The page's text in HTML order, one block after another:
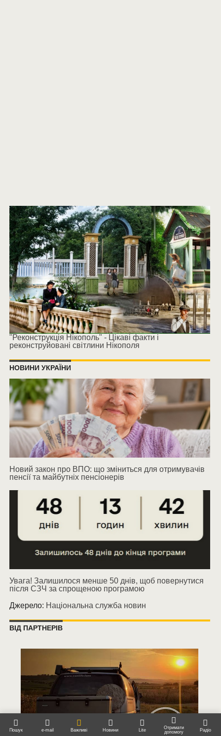
"Реконструкція Нікополь" - Цікаві факти і
реконструйовані світлини Нікополя
НОВИНИ УКРАЇНИ
Новий закон про ВПО: що зміниться для отримувачів
пенсії та майбутніх пенсіонерів
Увага! Залишилося менше 50 днів, щоб повернутися
після СЗЧ за спрощеною програмою
Джерело: Національна служба новин
ВІД ПАРТНЕРІВ